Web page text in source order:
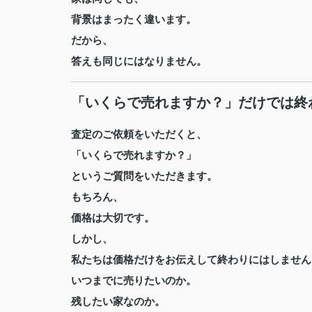
背景はまったく違います。
だから、
答えも同じにはなりません。
「いくらで売れますか？」だけでは
査定のご依頼をいただくと、
「いくらで売れますか？」
というご質問をいただきます。
もちろん、
価格は大切です。
しかし、
私たちは価格だけをお伝えして終わりにはしません
いつまでに売りたいのか。
残したい家なのか。